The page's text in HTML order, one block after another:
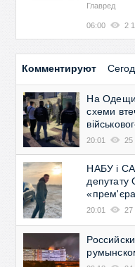
Главред
06:00 2
Комментируют
На
схеми
20:01 25
НАБУ і
депутату
20:01 27